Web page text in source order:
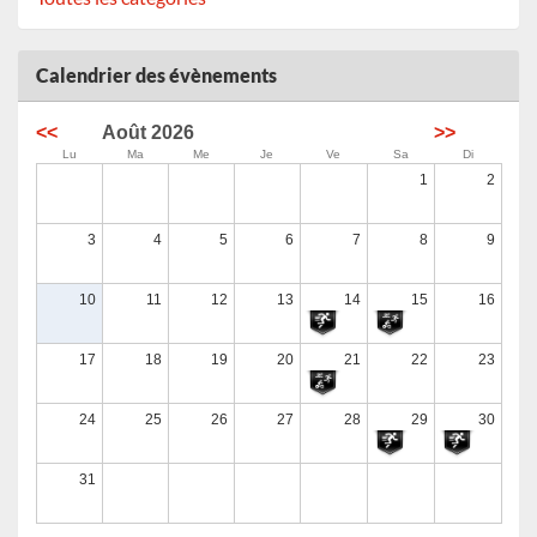
13/09/2026
Le Trail des Dolmens - Ardèche 2026
Trail du Téléthon Pays de Combronde
Run in 2 Mure 2026
Du 13/09/2026 au 21/09/2026
Calendrier des évènements
<< Août 2026 >>
Lu Ma Me Je Ve Sa Di
1 2
3 4 5 6 7 8 9
10 11 12 13 14 15 16
17 18 19 20 21 22 23
24 25 26 27 28 29 30
31